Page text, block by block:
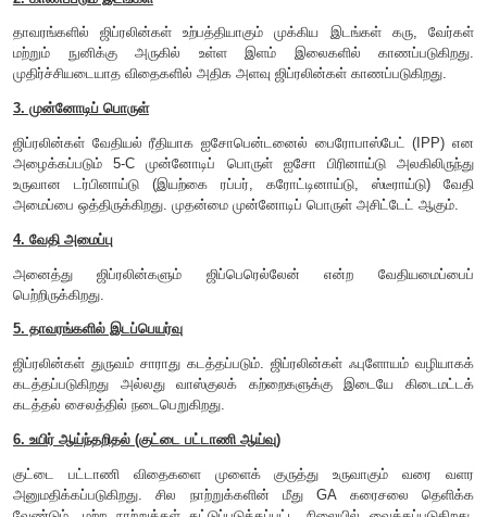
கண்டறியப்பட்ட ஜிப்ரலின் ஆகும். 1938-ல் யபுதா மற்றும்
படிக வடிவில் பிரித்தெடுத்தனர். 1955-ல்பிரெய்ன்மற்றும்
அமிலம் எனும் வார்த்தை அறிமுகப்படுத்தப்பட்டது.1961-ல்
குழுவினர் அதன் அமைப்பை நிறுவினர்.
ஏஜென்ட் ஆரஞ்சு ( Agent Orange
வியட்நாம் போரில், வனப்பகுதியில் இலைகளை நீக்க 2,4 D
பீனாக்ஸி களைக்கொல்லிகள் கலந்த கலவை USAவால்
2. காணப்படும் இடங்கள்
மற்றும் நுனிக்கு அருகில் உள்ள இளம் இலைகளில்
முதிர்ச்சியடையாத விதைகளில் அதிக அளவு ஜிப்ரலின்கள்
3. முன்னோடிப் பொருள்
ஜிப்ரலின்கள் வேதியல் ரீதியாக ஐசோபென்டனைல்
அழைக்கப்படும் 5-C முன்னோடிப் பொருள் ஐசோ பிரினாய்டு
உருவான டர்பினாய்டு (இயற்கை ரப்பர், கரோட்டினாய்டு,